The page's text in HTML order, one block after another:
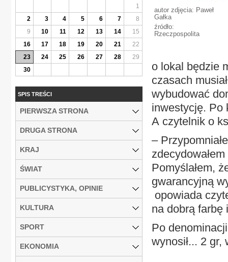
autor zdjęcia: Paweł
Gałka
źródło:
Rzeczpospolita
o lokal będzie
czasach
wybudować
inwestycję. Po
A czytelnik o
–
Pomyślałem,
gwarancyjną
opowiada
na dobrą farbę
Po
wynosił... 2
1
2
3 4 5 6 7
8
9
10 11 12 13 14
15
16
17 18 19 20 21
22
23
24 25 26 27 28
29
30
SPIS TREŚCI
PIERWSZA STRONA
DRUGA STRONA
KRAJ
ŚWIAT
PUBLICYSTYKA, OPINIE
KULTURA
SPORT
EKONOMIA